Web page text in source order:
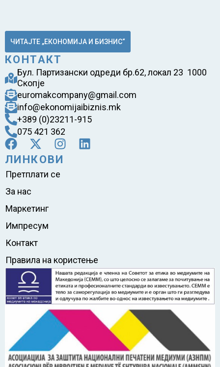
ЧИТАЈТЕ „ЕКОНОМИЈА И БИЗНИС“
КОНТАКТ
Бул. Партизански одреди бр.62, локал 23 1000
Скопје
euromakcompany@gmail.com
info@ekonomijaibiznis.mk
+389 (0)23211-915
075 421 362
ЛИНКОВИ
Претплати се
За нас
Маркетинг
Импресум
Контакт
Правила на користење